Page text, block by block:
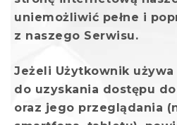
uniemożliwić pełne i
z naszego Serwisu.
Jeżeli Użytkownik
do uzyskania dostępu
oraz jego przeglądania